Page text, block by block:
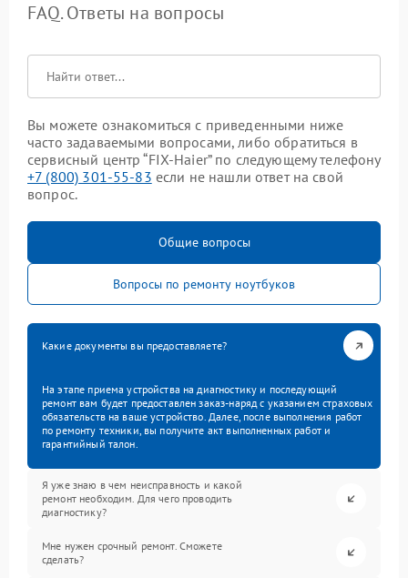
FAQ. Ответы на вопросы
Вы можете ознакомиться с приведенными ниже
часто задаваемыми вопросами, либо обратиться в
сервисный центр “FIX-Haier” по следующему телефону
+7 (800) 301-55-83 если не нашли ответ на свой
вопрос.
Общие вопросы
Вопросы по ремонту ноутбуков
Какие документы вы предоставляете?
На этапе приема устройства на диагностику и последующий
ремонт вам будет предоставлен заказ-наряд с указанием страховых
обязательств на ваше устройство. Далее, после выполнения работ
по ремонту техники, вы получите акт выполненных работ и
гарантийный талон.
Я уже знаю в чем неисправность и какой
ремонт необходим. Для чего проводить
диагностику?
Мне нужен срочный ремонт. Сможете
сделать?